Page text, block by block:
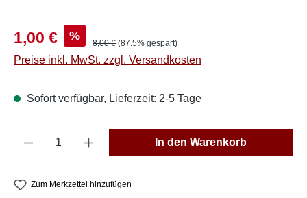
Verkaufspreis:
1,00 € % Regulärer Preis:
8,00 € (87.5% gespart)
Preise inkl. MwSt. zzgl. Versandkosten
Sofort verfügbar, Lieferzeit: 2-5 Tage
Produkt Anzahl: Gib den gewünschten
In den Warenkorb
Zum Merkzettel hinzufügen